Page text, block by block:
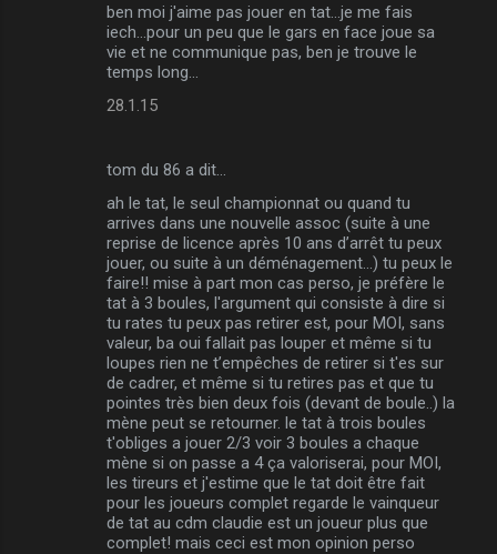
ben moi j'aime pas jouer en tat...je me fais
iech...pour un peu que le gars en face joue sa
vie et ne communique pas, ben je trouve le
temps long...
28.1.15
tom du 86 a dit…
ah le tat, le seul championnat ou quand tu
arrives dans une nouvelle assoc (suite à une
reprise de licence après 10 ans d’arrêt tu peux
jouer, ou suite à un déménagement...) tu peux le
faire!! mise à part mon cas perso, je préfère le
tat à 3 boules, l'argument qui consiste à dire si
tu rates tu peux pas retirer est, pour MOI, sans
valeur, ba oui fallait pas louper et même si tu
loupes rien ne t’empêches de retirer si t'es sur
de cadrer, et même si tu retires pas et que tu
pointes très bien deux fois (devant de boule..) la
mène peut se retourner. le tat à trois boules
t'obliges a jouer 2/3 voir 3 boules a chaque
mène si on passe a 4 ça valoriserai, pour MOI,
les tireurs et j'estime que le tat doit être fait
pour les joueurs complet regarde le vainqueur
de tat au cdm claudie est un joueur plus que
complet! mais ceci est mon opinion perso